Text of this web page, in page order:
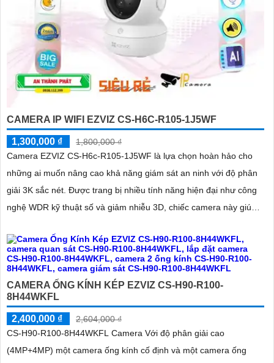
CAMERA IP WIFI EZVIZ CS-H6C-R105-1J5WF
1,300,000 ₫
1,800,000 ₫
Camera EZVIZ CS-H6c-R105-1J5WF là lựa chọn hoàn hảo cho
những ai muốn nâng cao khả năng giám sát an ninh với độ phân
giải 3K sắc nét. Được trang bị nhiều tính năng hiện đại như công
nghệ WDR kỹ thuật số và giảm nhiễu 3D, chiếc camera này giúp
CAMERA ỐNG KÍNH KÉP EZVIZ CS-H90-R100-
8H44WKFL
2,400,000 ₫
2,604,000 ₫
CS-H90-R100-8H44WKFL Camera Với độ phân giải cao
(4MP+4MP) một camera ống kính cố định và một camera ống